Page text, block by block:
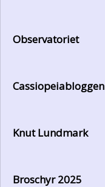
Observatoriet
Cassiopeiabloggen
Knut Lundmark
Broschyr 2025